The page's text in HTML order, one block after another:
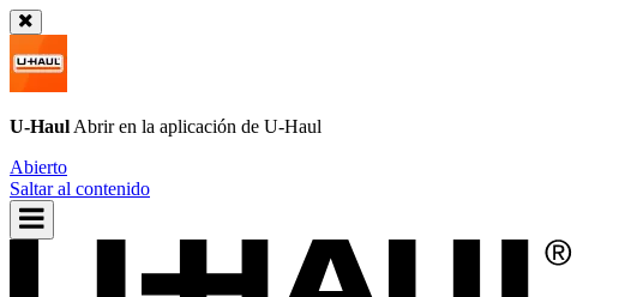
U-Haul Abrir en la aplicación de U-Haul
Abierto
Saltar al contenido